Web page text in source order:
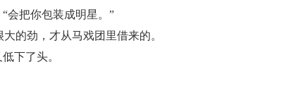
会把你包装成明星。”
的劲，才从马戏团里借来的。
下了头。